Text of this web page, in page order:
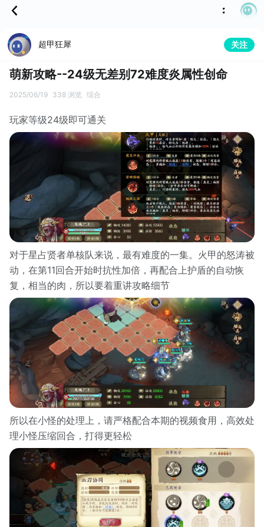
超甲狂犀 关注
萌新攻略--24级无差别72难度炎属性创命
2025/06/19 338 浏览 综合
玩家等级24级即可通关
对于星占贤者单核队来说，最有难度的一集。火甲的怒涛被
动，在第11回合开始时抗性加倍，再配合上护盾的自动恢
复，相当的肉，所以要着重讲攻略细节
所以在小怪的处理上，请严格配合本期的视频食用，高效处
理小怪压缩回合，打得更轻松